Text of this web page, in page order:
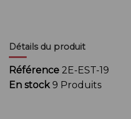
Détails du produit
Référence 2E-EST-19
En stock 9 Produits